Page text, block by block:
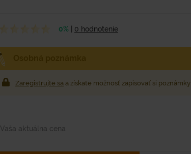
0% 0 hodnotenie
Zaregistrujte sa a získate možnosť zapisovať si poznámky
Vaša aktuálna cena